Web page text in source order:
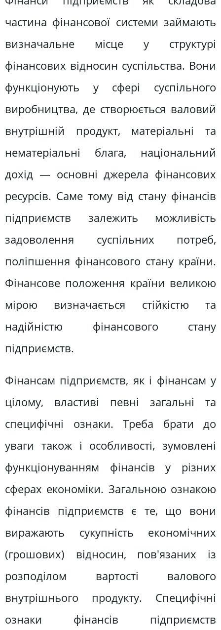
частина фінансової системи займають
визначальне місце у структурі
фінансових відносин суспільства. Вони
функціонують у сфері суспільного
виробництва, де створюється валовий
внутрішній продукт, матеріальні та
нематеріальні блага, національний
дохід — основні джерела фінансових
ресурсів. Саме тому від стану фінансів
підприємств залежить можливість
задоволення суспільних потреб,
поліпшення фінансового стану країни.
Фінансове положення країни великою
мірою визначається стійкістю та
надійністю фінансового стану
підприємств.
Фінансам підприємств, як і фінансам у
цілому, властиві певні загальні та
специфічні ознаки. Треба брати до
уваги також і особливості, зумовлені
функціонуванням фінансів у різних
сферах економіки. Загальною ознакою
фінансів підприємств є те, що вони
виражають сукупність економічних
(грошових) відносин, пов'язаних із
розподілом вартості валового
внутрішнього продукту. Специфічні
ознаки фінансів підприємств